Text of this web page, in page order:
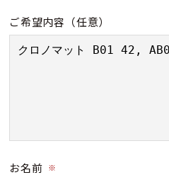
ご希望内容 （任意）
お名前 ※